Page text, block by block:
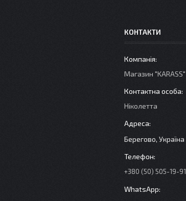
КОНТАКТИ
Магазин "KARASS"
Ніколетта
Берегово, Україна
+380 (50) 505-19-91